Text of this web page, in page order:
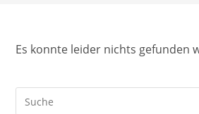
Es konnte leider nichts gefunden